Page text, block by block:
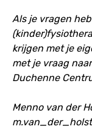
Als je vragen
krijgen met je
met je vraag
Duchenne
Menno van der